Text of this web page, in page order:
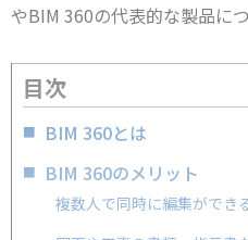
やBIM 360の代表的な製品に
目次
BIM 360とは
BIM 360のメリット
複数人で同時に編集ができ